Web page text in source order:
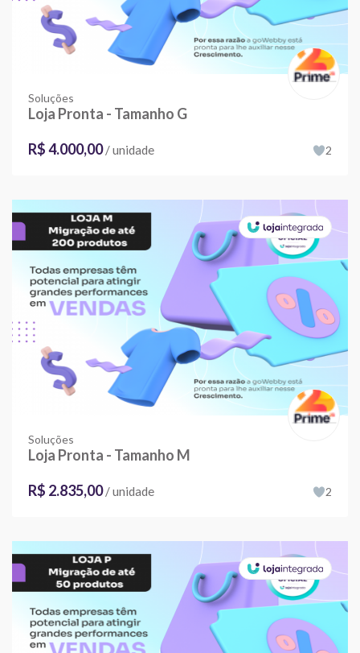
Soluções
Loja Pronta - Tamanho G
R$ 4.000,00/ unidade 2
Soluções
Loja Pronta - Tamanho M
R$ 2.835,00/ unidade 2